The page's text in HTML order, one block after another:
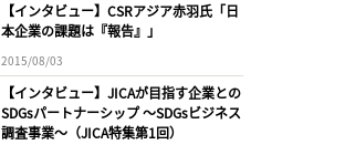
【インタビュー】CSRアジア赤羽氏「日
本企業の課題は『報告』」
2015/08/03
【インタビュー】JICAが目指す企業との
SDGsパートナーシップ 〜SDGsビジネス
調査事業〜（JICA特集第1回）